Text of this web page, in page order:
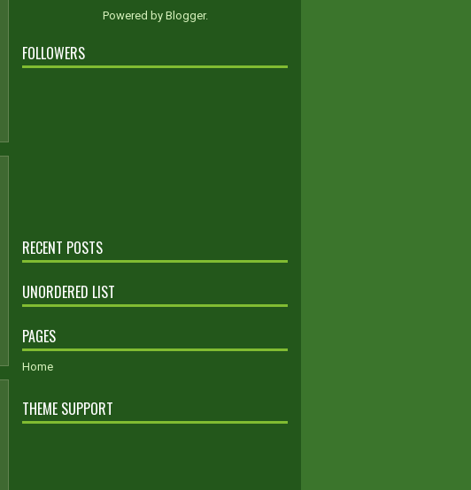
Powered by Blogger.
FOLLOWERS
RECENT POSTS
UNORDERED LIST
PAGES
Home
THEME SUPPORT